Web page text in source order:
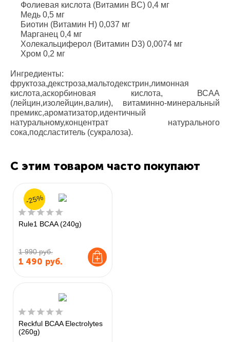
Фолиевая кислота (Витамин ВC) 0,4 мг
Медь 0,5 мг
Биотин (Витамин Н) 0,037 мг
Марганец 0,4 мг
Холекальциферол (Витамин D3) 0,0074 мг
Хром 0,2 мг
Ингредиенты:
фруктоза,декстроза,мальтодекстрин,лимонная
кислота,аскорбиновая кислота, ВСАА
(лейцин,изолейцин,валин), витаминно-минеральный
премикс,ароматизатор,идентичный
натуральному,концентрат натурального
сока,подсластитель (сукралоза).
С этим товаром часто покупают
Rule1 BCAA (240g)
1 990 руб.
1 490 руб.
-25%
Reckful BCAA Electrolytes
(260g)